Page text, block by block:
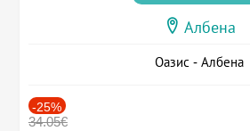
Албена
Оазис - Албена
-25%
34.05€